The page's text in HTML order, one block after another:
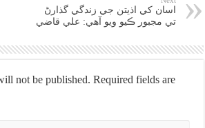
اسان کي اذيتن جي زندگي گذارڻ
تي مجبور ڪيو ويو آهي: علي قاضي
not be published. Required fields are